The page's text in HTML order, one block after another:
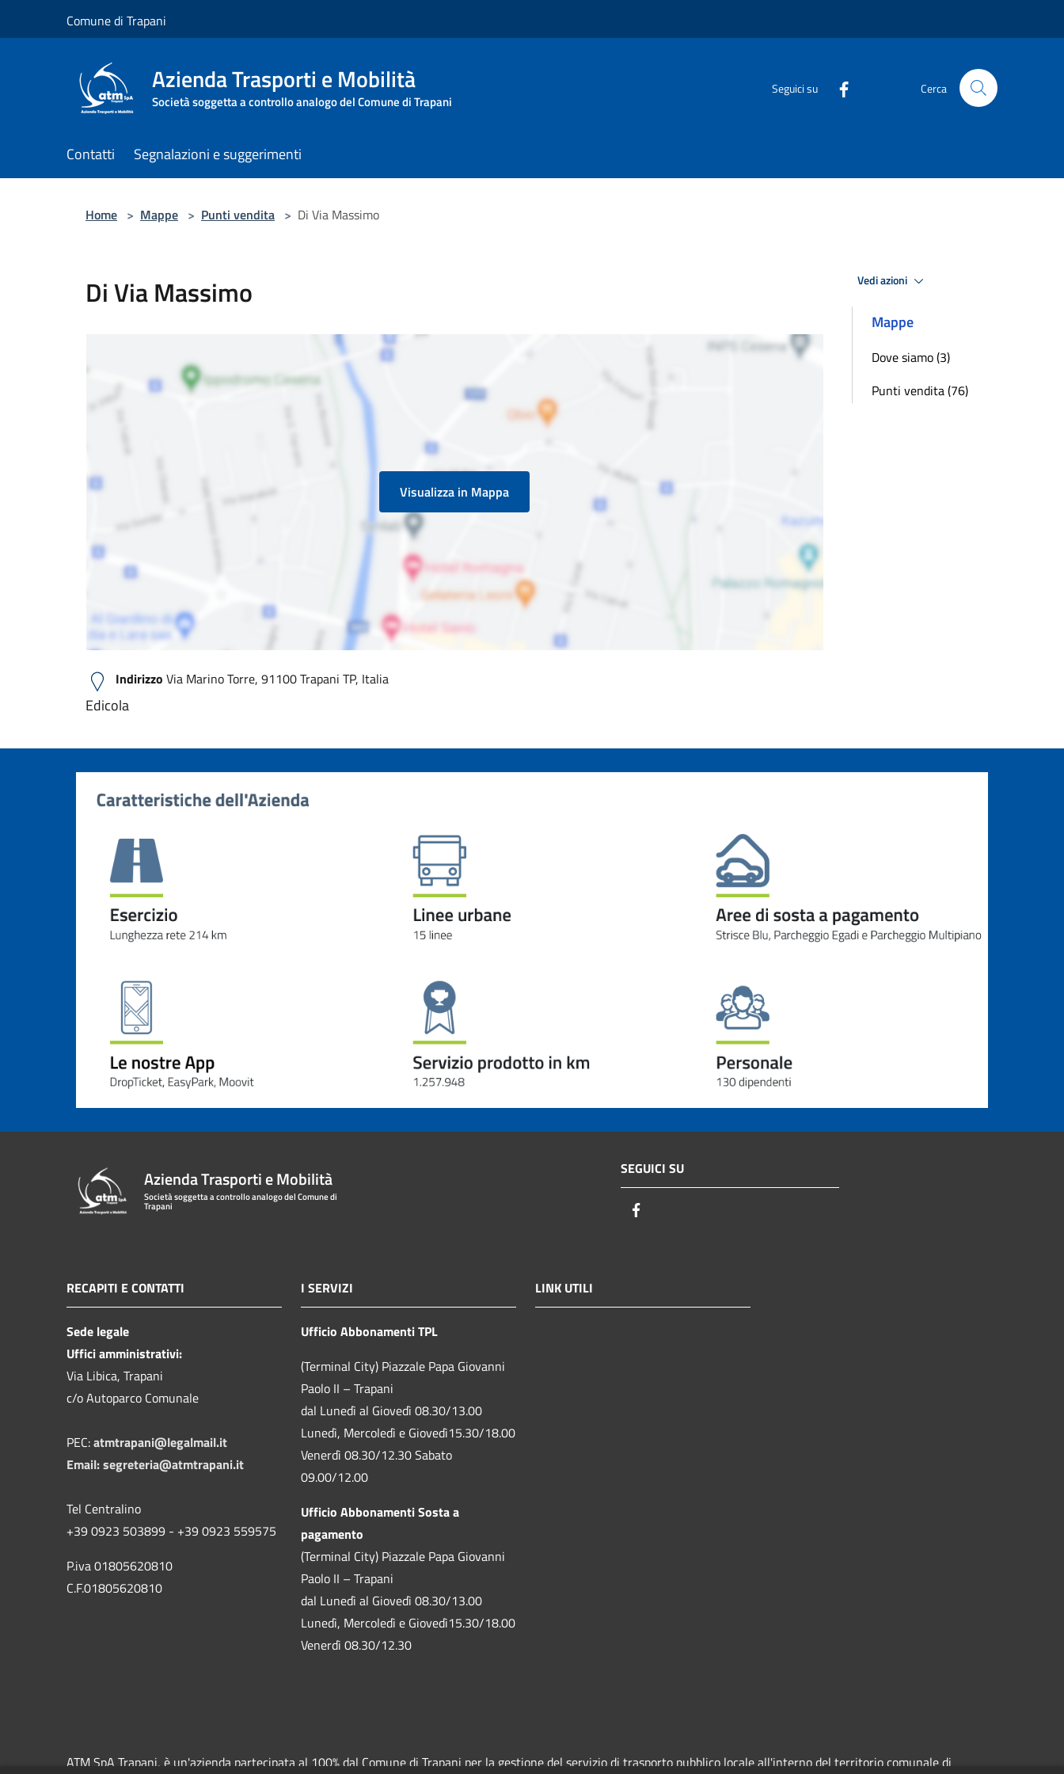
Comune di Trapani
Azienda Trasporti e Mobilità
Società soggetta a controllo analogo del Comune di Trapani
Seguici su Cerca
Contatti Segnalazioni e suggerimenti
Home > Mappe > Punti vendita > Di Via Massimo
Di Via Massimo
Visualizza in Mappa
Indirizzo Via Marino Torre, 91100 Trapani TP, Italia
Edicola
Vedi azioni
Mappe
Dove siamo (3)
Punti vendita (76)
Azienda Trasporti e Mobilità
Società soggetta a controllo analogo del Comune di
Trapani
SEGUICI SU
RECAPITI E CONTATTI
Sede legale
Uffici amministrativi:
Via Libica, Trapani
c/o Autoparco Comunale
PEC:atmtrapani@legalmail.it
Email:segreteria@atmtrapani.it
Tel Centralino
+39 0923 503899 - +39 0923 559575
P.iva 01805620810
C.F.01805620810
I SERVIZI
Ufficio Abbonamenti TPL
(Terminal City) Piazzale Papa Giovanni
Paolo II – Trapani
dal Lunedì al Giovedì 08.30/13.00
Lunedì, Mercoledì e Giovedì15.30/18.00
Venerdì 08.30/12.30 Sabato
09.00/12.00
Ufficio Abbonamenti Sosta a
pagamento
(Terminal City) Piazzale Papa Giovanni
Paolo II – Trapani
dal Lunedì al Giovedì 08.30/13.00
Lunedì, Mercoledì e Giovedì15.30/18.00
Venerdì 08.30/12.30
LINK UTILI
ATM SpA Trapani, è un'azienda partecipata al 100% dal Comune di Trapani per la gestione del servizio di trasporto pubblico locale all'interno del territorio comunale di